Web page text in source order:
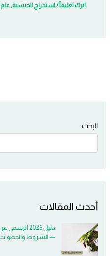
اترك تعليقاً/استخراج الجنسية, عام
البحث
أحدث المقالات
دليل 2026
— الشروط والخطوات